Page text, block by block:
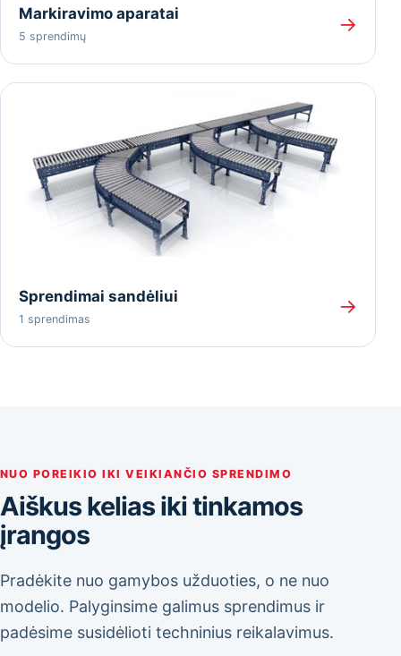
Markiravimo aparatai
5 sprendimų
→
Sprendimai sandėliui
1 sprendimas
→
NUO POREIKIO IKI VEIKIANČIO SPRENDIMO
Aiškus kelias iki tinkamos
įrangos
Pradėkite nuo gamybos užduoties, o ne nuo
modelio. Palyginsime galimus sprendimus ir
padėsime susidėlioti techninius reikalavimus.